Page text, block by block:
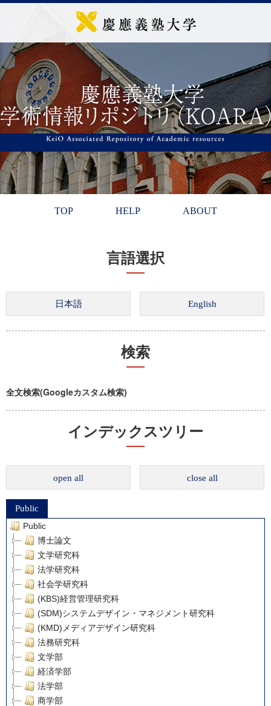
TOP HELP ABOUT
言語選択
検索
全文検索(Googleカスタム検索)
インデックスツリー
open all close all
Public
Public
博士論文
文学研究科
法学研究科
社会学研究科
(KBS)経営管理研究科
(SDM)システムデザイン・マネジメント研究科
(KMD)メディアデザイン研究科
法務研究科
文学部
経済学部
法学部
商学部